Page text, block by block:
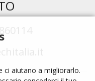
ci aiutano a migliorarlo.